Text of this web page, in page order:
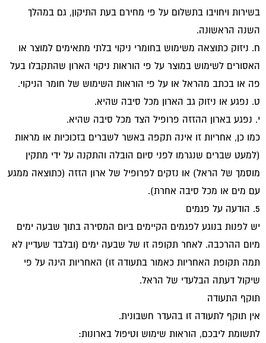
בשירות ויחויבו בתשלום על פי מחירם בעת התיקון, גם במהלך
השנה הראשונה.
ח. ניזוק כתוצאה משימוש בחומרי ניקוי בלתי מתאימים למוצר או
האסורים לשימוש במוצר על פי הוראות ניקוי הארון שהתקבלו בעל
פה או בכתב מהראל או על פי הוראות השימוש של חומר הניקוי.
ט. נפגע או ניזוק גב הארון מכל סיבה שהיא.
י. נפגע בארון ההזזה פרופיל הצד מכל סיבה שהיא.
כמו כן, אחריות זו אינה תקפה באשר לשברים בזכוכיות או מראות
(למעט שברים שנגרמו לפני סיום הובלה והתקנה על ידי מתקין
מוסמך של הראל) או נזקים לפרופיל של ארון הזזה (כתוצאה ממגע
עם מים או מכל סיבה אחרת).
5. הודעה על פגמים
יש לפנות בנוגע לפגמים הקיימים ביום המסירה בתוך שבעה ימים
מיום ההרכבה. לאחר תקופה זו של שבעה ימים (ובלבד שעדיין לא
תמה תקופת האחריות כאמור בתעודה זו) האחריות הינה על פי
שיקול דעתה הבלעדי של הראל.
תוקף התעודה
אין תוקף לתעודה זו בהעדר חשבונית.
לתשומת ליבכם, הוראות שימוש וטיפול בארונות: